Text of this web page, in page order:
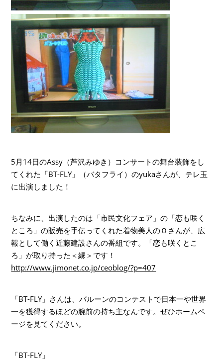
5月14日のAssy（芦沢みゆき）コンサートの舞台装飾をし
てくれた「BT-FLY」（バタフライ）のyukaさんが、テレ玉
に出演しました！
ちなみに、出演したのは「市民文化フェア」の「恋も咲く
ところ」の販売を手伝ってくれた着物美人のＯさんが、広
報として働く近藤建設さんの番組です。「恋も咲くとこ
ろ」が取り持った＜縁＞です！
http://www.jimonet.co.jp/ceoblog/?p=407
「BT-FLY」さんは、バルーンのコンテストで日本一や世界
一を獲得するほどの腕前の持ち主なんです。ぜひホームペ
ージを見てください。
「BT-FLY」